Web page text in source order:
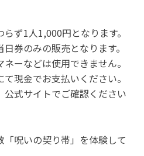
ず1人1,000円となります。
券のみの販売となります。
ーなどは使用できません。
現金でお支払いください。
式サイトでご確認ください
「呪いの契り帯」を体験して